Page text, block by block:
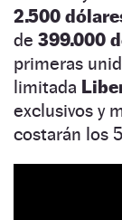
2.500
de 399.000
primeras
limitada
exclusivos y
costarán los